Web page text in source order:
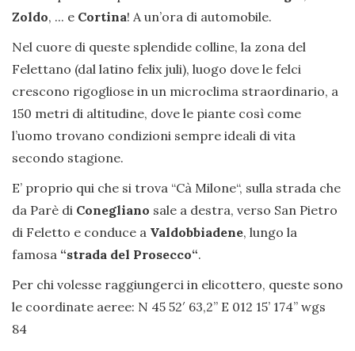
Zoldo, ... e Cortina! A un’ora di automobile.
Nel cuore di queste splendide colline, la zona del
Felettano (dal latino felix juli), luogo dove le felci
crescono rigogliose in un microclima straordinario, a
150 metri di altitudine, dove le piante così come
l’uomo trovano condizioni sempre ideali di vita
secondo stagione.
E’ proprio qui che si trova “Cà Milone“, sulla strada che
da Parè di Conegliano sale a destra, verso San Pietro
di Feletto e conduce a Valdobbiadene, lungo la
famosa “strada del Prosecco“.
Per chi volesse raggiungerci in elicottero, queste sono
le coordinate aeree: N 45 52′ 63,2” E 012 15’ 174’’ wgs
84